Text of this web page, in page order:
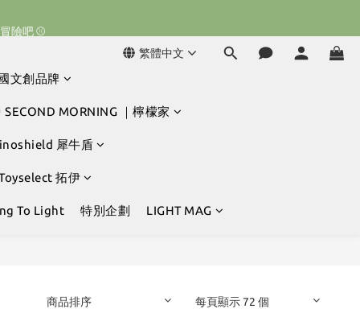
吧 ⚾️
繁體中文
文創品牌
SECOND MORNING ｜檸檬家
犀牛盾
拓伊
To Light 特別企劃 LIGHT MAG
商品排序 每頁顯示 72 個